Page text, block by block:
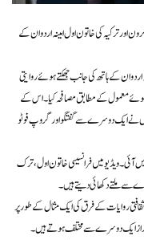
اور ترکیہ کی خاتون اول امینہ اردوان کے
کے ہاتھ کی جانب جھکتے ہوئے روایتی
ہوئے معمول کے مطابق مصافحہ کیا۔ اس کے
نے ایک دوسرے سے گفتگو اور گروپ فوٹو
آئی۔ ویڈیو میں فرانسیسی خاتون اول، ترک
سے ملتے دکھائی دیتے ہیں۔
روایات کے فرق کی ایک مثال کے طور پر
ایک دوسرے سے مختلف ہوتے ہیں۔